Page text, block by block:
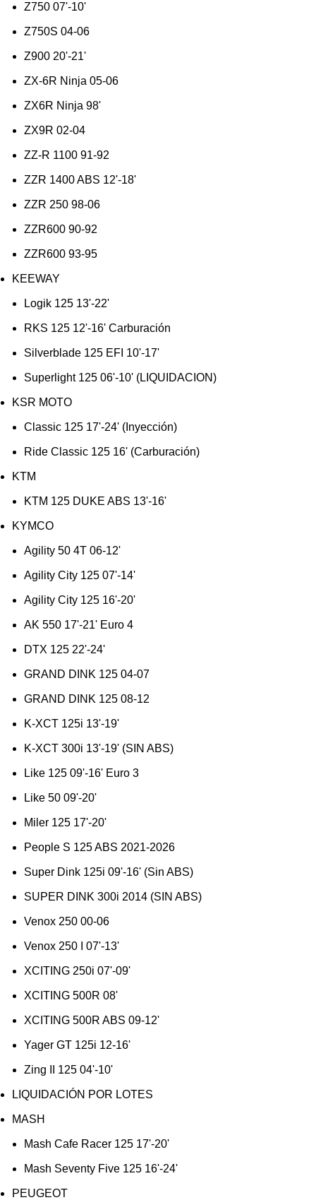
Z750 07'-10'
Z750S 04-06
Z900 20'-21'
ZX-6R Ninja 05-06
ZX6R Ninja 98'
ZX9R 02-04
ZZ-R 1100 91-92
ZZR 1400 ABS 12'-18'
ZZR 250 98-06
ZZR600 90-92
ZZR600 93-95
KEEWAY
Logik 125 13'-22'
RKS 125 12'-16' Carburación
Silverblade 125 EFI 10'-17'
Superlight 125 06'-10' (LIQUIDACION)
KSR MOTO
Classic 125 17'-24' (Inyección)
Ride Classic 125 16' (Carburación)
KTM
KTM 125 DUKE ABS 13'-16'
KYMCO
Agility 50 4T 06-12'
Agility City 125 07'-14'
Agility City 125 16'-20'
AK 550 17'-21' Euro 4
DTX 125 22'-24'
GRAND DINK 125 04-07
GRAND DINK 125 08-12
K-XCT 125i 13'-19'
K-XCT 300i 13'-19' (SIN ABS)
Like 125 09'-16' Euro 3
Like 50 09'-20'
Miler 125 17'-20'
People S 125 ABS 2021-2026
Super Dink 125i 09'-16' (Sin ABS)
SUPER DINK 300i 2014 (SIN ABS)
Venox 250 00-06
Venox 250 I 07'-13'
XCITING 250i 07'-09'
XCITING 500R 08'
XCITING 500R ABS 09-12'
Yager GT 125i 12-16'
Zing II 125 04'-10'
LIQUIDACIÓN POR LOTES
MASH
Mash Cafe Racer 125 17'-20'
Mash Seventy Five 125 16'-24'
PEUGEOT